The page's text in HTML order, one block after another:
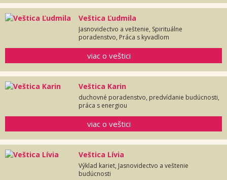
Veštica Ľudmila
Jasnovidectvo a veštenie, Spirituálne
poradenstvo, Práca s kyvadlom
viac o veštici
Veštica Karin
duchovné poradenstvo, predvídanie budúcnosti,
práca s energiou
viac o veštici
Veštica Lívia
Výklad kariet, Jasnovidectvo a veštenie
budúcnosti